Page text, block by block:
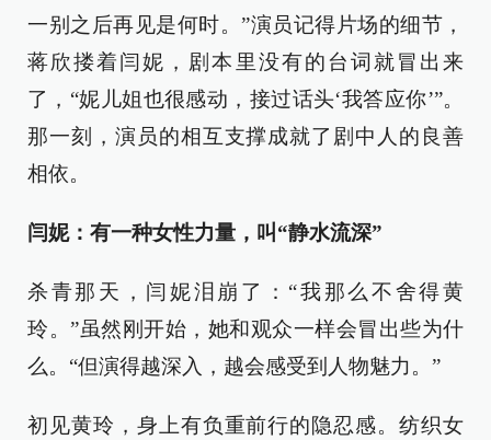
一别之后再见是何时。”演员记得片场的细节，
蒋欣搂着闫妮，剧本里没有的台词就冒出来
了，“妮儿姐也很感动，接过话头‘我答应你’”。
那一刻，演员的相互支撑成就了剧中人的良善
相依。
闫妮：有一种女性力量，叫“静水流深”
杀青那天，闫妮泪崩了：“我那么不舍得黄
玲。”虽然刚开始，她和观众一样会冒出些为什
么。“但演得越深入，越会感受到人物魅力。”
初见黄玲，身上有负重前行的隐忍感。纺织女